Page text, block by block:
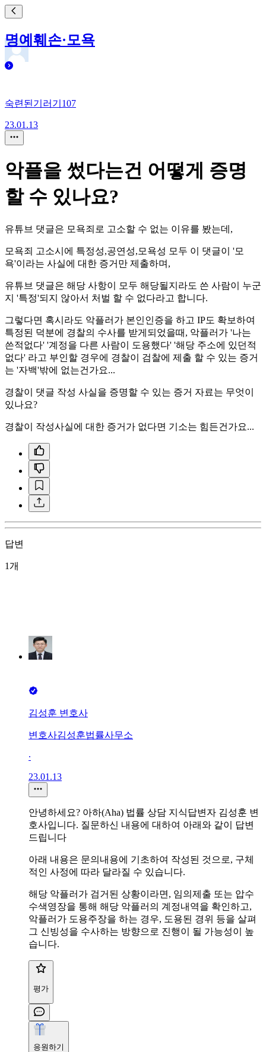
명예훼손·모욕
숙련된기러기107
23.01.13
악플을 썼다는건 어떻게 증명
할 수 있나요?
유튜브 댓글은 모욕죄로 고소할 수 없는 이유를 봤는데,
모욕죄 고소시에 특정성,공연성,모욕성 모두 이 댓글이 '모
욕'이라는 사실에 대한 증거만 제출하며,
유튜브 댓글은 해당 사항이 모두 해당될지라도 쓴 사람이 누군
지 '특정'되지 않아서 처벌 할 수 없다라고 합니다.
그렇다면 혹시라도 악플러가 본인인증을 하고 IP도 확보하여
특정된 덕분에 경찰의 수사를 받게되었을때, 악플러가 '나는
쓴적없다' '계정을 다른 사람이 도용했다' '해당 주소에 있던적
없다' 라고 부인할 경우에 경찰이 검찰에 제출 할 수 있는 증거
는 '자백'밖에 없는건가요...
경찰이 댓글 작성 사실을 증명할 수 있는 증거 자료는 무엇이
있나요?
경찰이 작성사실에 대한 증거가 없다면 기소는 힘든건가요...
답변
1개
김성훈 변호사
변호사김성훈법률사무소
∙
23.01.13
안녕하세요? 아하(Aha) 법률 상담 지식답변자 김성훈 변
호사입니다. 질문하신 내용에 대하여 아래와 같이 답변
드립니다
아래 내용은 문의내용에 기초하여 작성된 것으로, 구체
적인 사정에 따라 달라질 수 있습니다.
해당 악플러가 검거된 상황이라면, 임의제출 또는 압수
수색영장을 통해 해당 악플러의 계정내역을 확인하고,
악플러가 도용주장을 하는 경우, 도용된 경위 등을 살펴
그 신빙성을 수사하는 방향으로 진행이 될 가능성이 높
습니다.
평가
응원하기